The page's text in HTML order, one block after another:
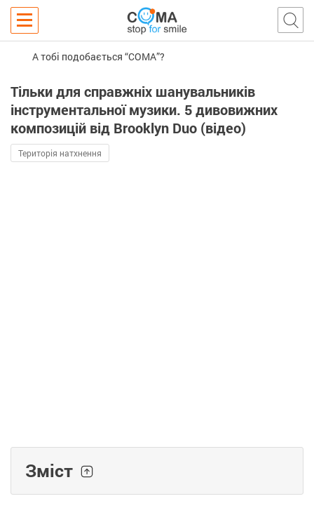
А тобі подобається “COMA”?
Тільки для справжніх шанувальників
інструментальної музики. 5 дивовижних
композицій від Brooklyn Duo (відео)
Територія натхнення
Зміст